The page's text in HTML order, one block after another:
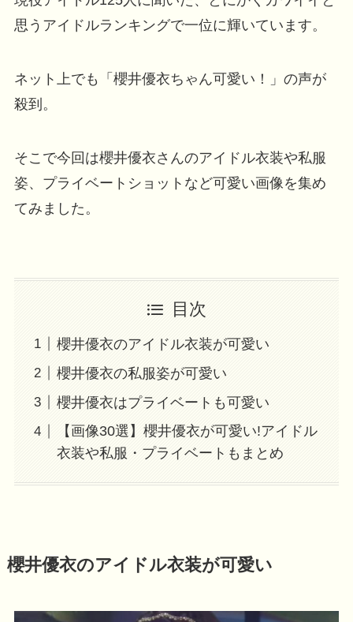
思うアイドルランキングで一位に輝いています。
ネット上でも「櫻井優衣ちゃん可愛い！」の声が
殺到。
そこで今回は櫻井優衣さんのアイドル衣装や私服
姿、プライベートショットなど可愛い画像を集め
てみました。
目次
櫻井優衣のアイドル衣装が可愛い
櫻井優衣の私服姿が可愛い
櫻井優衣はプライベートも可愛い
【画像30選】櫻井優衣が可愛い!アイドル
衣装や私服・プライベートもまとめ
櫻井優衣のアイドル衣装が可愛い